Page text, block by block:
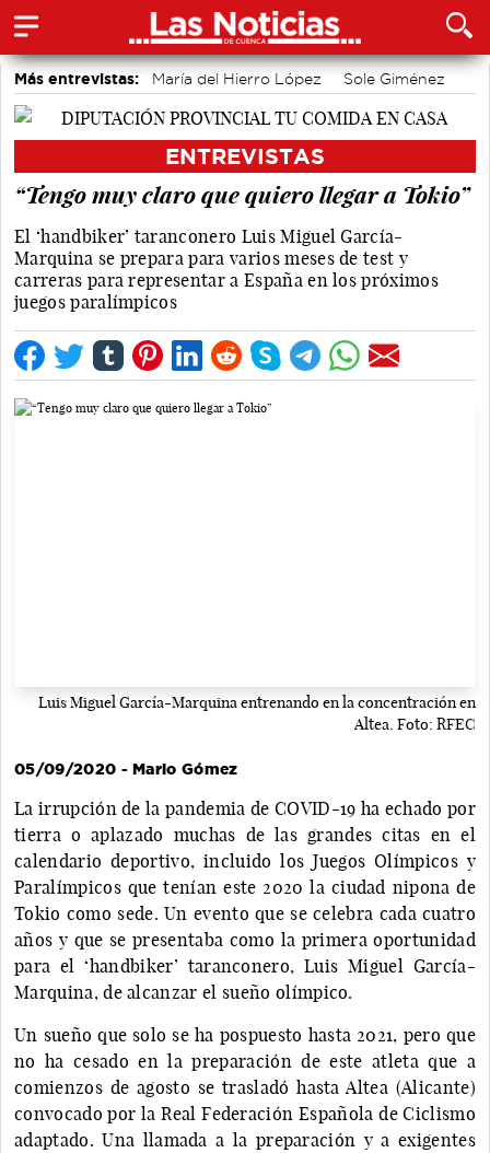
Más entrevistas: María del Hierro López
Sole Giménez
Javier Viñas
Fernando Polo
José Luis Martínez Guijarro
ENTREVISTAS
“Tengo muy claro que quiero llegar a Tokio”
El ‘handbiker’ taranconero Luis Miguel García-
Marquina se prepara para varios meses de test y
carreras para representar a España en los próximos
juegos paralímpicos
Luis Miguel García-Marquina entrenando en la concentración en
Altea. Foto: RFEC
05/09/2020 - Mario Gómez
La irrupción de la pandemia de COVID-19 ha echado por
tierra o aplazado muchas de las grandes citas en el
calendario deportivo, incluido los Juegos Olímpicos y
Paralímpicos que tenían este 2020 la ciudad nipona de
Tokio como sede. Un evento que se celebra cada cuatro
años y que se presentaba como la primera oportunidad
para el ‘handbiker’ taranconero, Luis Miguel García-
Marquina, de alcanzar el sueño olímpico.
Un sueño que solo se ha pospuesto hasta 2021, pero que
no ha cesado en la preparación de este atleta que a
comienzos de agosto se trasladó hasta Altea (Alicante)
convocado por la Real Federación Española de Ciclismo
adaptado. Una llamada a la preparación y a exigentes